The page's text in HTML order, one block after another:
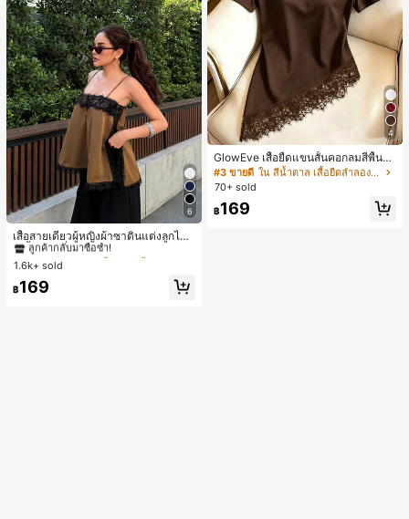
6
เสื้อสายเดี่ยวผู้หญิงผ้าซาตินแต่งลูกไม้
- เสื้อสายเดี่ยวฤดูร้อนสีคากีมีรอยผ่าด้า
นข้างที่น่าดึงดูดแบบสบายๆ
#1 ขายดี
ใน สีกากี เสื้อสตรี เสื้อเบลาส์ & Tee
ลูกค้ากลับมาซื้อซ้ำ!
#1 ขายดี
ลูกค้ากลับมาซื้อซ้ำ!
#1 ขายดี
ลูกค้ากลับมาซื้อซ้ำ!
#1 ขายดี
ใน สีกากี เสื้อสตรี เสื้อเบลาส์ & Tee
1.6k+ sold
฿169
4
GlowEve เสื้อยืดแขนสั้นคอกลมสีพื้นลำ
ลองอเนกประสงค์สำหรับผู้หญิง
#3 ขายดี
ใน สีน้ำตาล เสื้อยืดลำลองพื้นฐาน
70+ sold
฿169